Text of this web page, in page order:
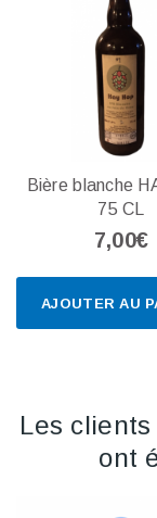
AJOUTER AU
Bière blanche
75 CL
7,00€
Les
ont